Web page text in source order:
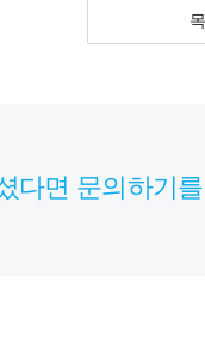
다면 문의하기